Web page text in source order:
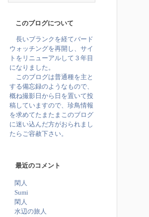
このブログについて
長いブランクを経てバード
ウォッチングを再開し、サイ
トをリニューアルして３年目
になりました。
このブログは普通種を主と
する備忘録のようなもので、
概ね撮影日から日を置いて投
稿していますので、珍鳥情報
を求めてたまたまこのブログ
に迷い込んだ方がおられまし
たらご容赦下さい。
最近のコメント
閑人
Sumi
閑人
水辺の旅人